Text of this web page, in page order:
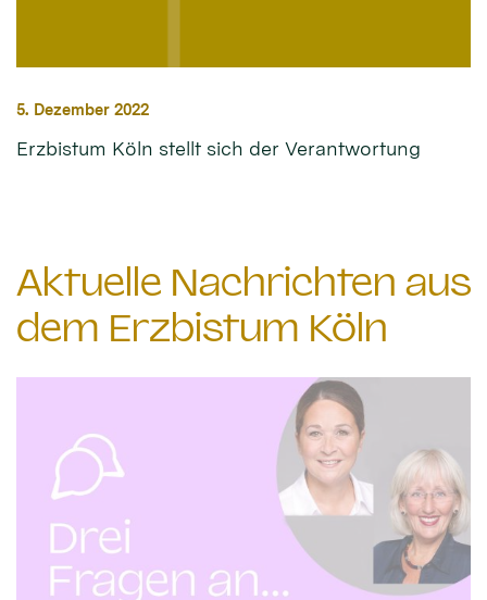
5. Dezember 2022
Erzbistum Köln stellt sich der Verantwortung
Aktuelle Nachrichten aus
dem Erzbistum Köln